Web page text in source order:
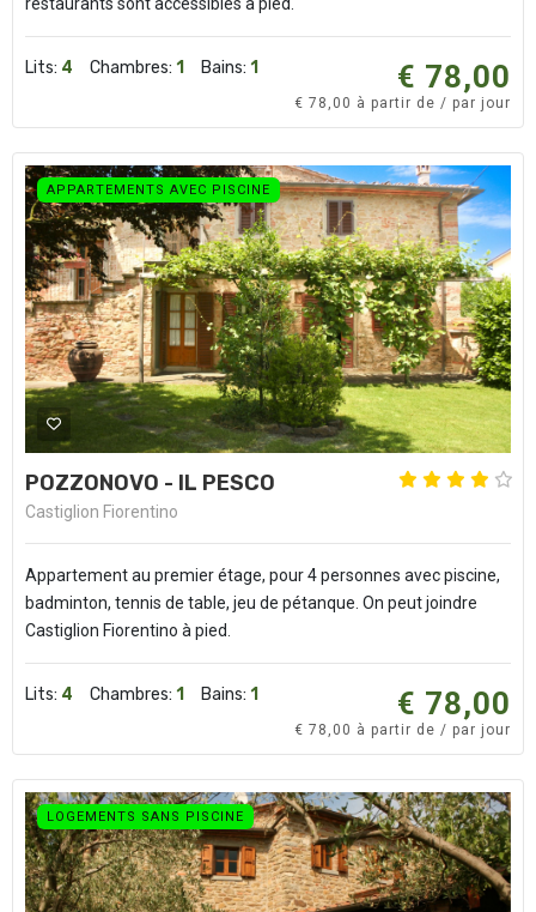
Lits: 4 Chambres: 1 Bains: 1 € 78,00
€ 78,00 à partir de / par jour
APPARTEMENTS AVEC PISCINE
POZZONOVO - IL PESCO
Castiglion Fiorentino
Appartement au premier étage, pour 4 personnes avec piscine,
badminton, tennis de table, jeu de pétanque. On peut joindre
Castiglion Fiorentino à pied.
Lits: 4 Chambres: 1 Bains: 1 € 78,00
€ 78,00 à partir de / par jour
LOGEMENTS SANS PISCINE